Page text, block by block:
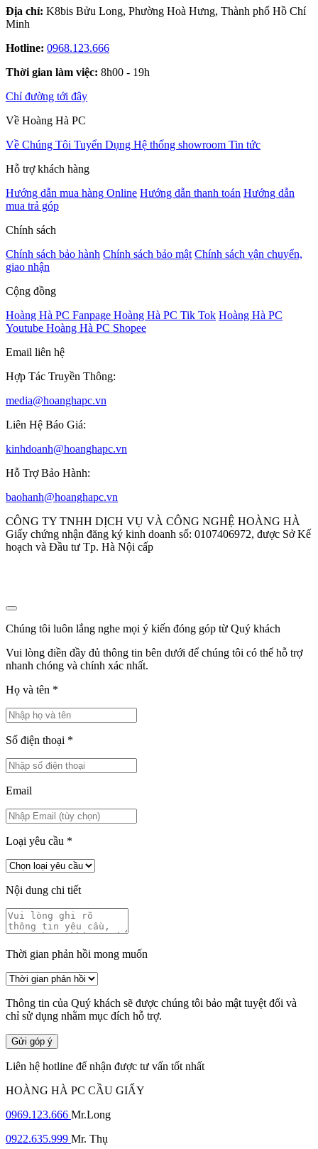
Địa chỉ: K8bis Bửu Long, Phường Hoà Hưng, Thành phố Hồ Chí
Minh
Hotline: 0968.123.666
Thời gian làm việc: 8h00 - 19h
Chỉ đường tới đây
Về Hoàng Hà PC
Về Chúng Tôi Tuyển Dụng Hệ thống showroom Tin tức
Hỗ trợ khách hàng
Hướng dẫn mua hàng Online Hướng dẫn thanh toán Hướng dẫn
mua trả góp
Chính sách
Chính sách bảo hành Chính sách bảo mật Chính sách vận chuyển,
giao nhận
Cộng đồng
Hoàng Hà PC Fanpage Hoàng Hà PC Tik Tok Hoàng Hà PC
Youtube Hoàng Hà PC Shopee
Email liên hệ
Hợp Tác Truyền Thông:
media@hoanghapc.vn
Liên Hệ Báo Giá:
kinhdoanh@hoanghapc.vn
Hỗ Trợ Bảo Hành:
baohanh@hoanghapc.vn
CÔNG TY TNHH DỊCH VỤ VÀ CÔNG NGHỆ HOÀNG HÀ
Giấy chứng nhận đăng ký kinh doanh số: 0107406972, được Sở Kế
hoạch và Đầu tư Tp. Hà Nội cấp
Chúng tôi luôn lắng nghe mọi ý kiến đóng góp từ Quý khách
Vui lòng điền đầy đủ thông tin bên dưới để chúng tôi có thể hỗ trợ
nhanh chóng và chính xác nhất.
Họ và tên *
Số điện thoại *
Email
Loại yêu cầu *
Nội dung chi tiết
Thời gian phản hồi mong muốn
Thông tin của Quý khách sẽ được chúng tôi bảo mật tuyệt đối và
chỉ sử dụng nhằm mục đích hỗ trợ.
Gửi góp ý
Liên hệ hotline để nhận được tư vấn tốt nhất
HOÀNG HÀ PC CẦU GIẤY
0969.123.666 Mr.Long
0922.635.999 Mr. Thụ